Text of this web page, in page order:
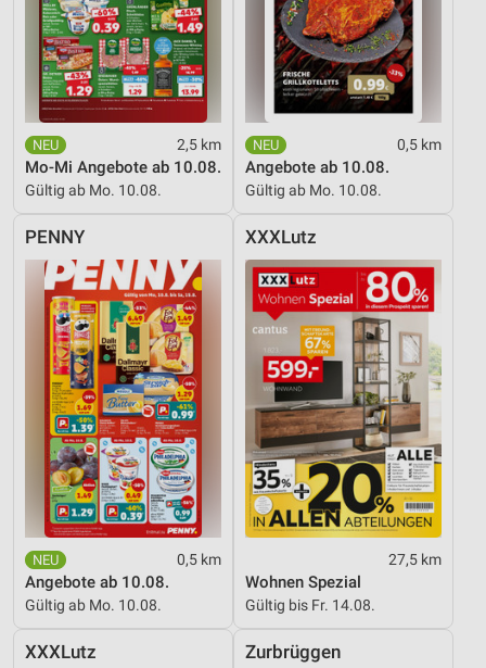
2,5 km
Mo-Mi Angebote ab 10.08.
Gültig ab Mo. 10.08.
0,5 km
Angebote ab 10.08.
Gültig ab Mo. 10.08.
PENNY
0,5 km
Angebote ab 10.08.
Gültig ab Mo. 10.08.
XXXLutz
27,5 km
Wohnen Spezial
Gültig bis Fr. 14.08.
XXXLutz Zurbrüggen